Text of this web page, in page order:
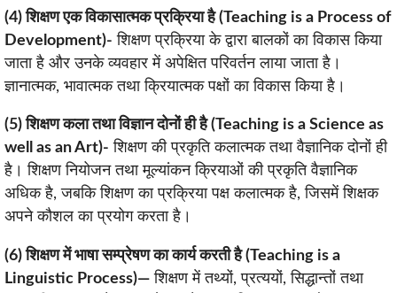
(4) शिक्षण एक विकासात्मक प्रक्रिया है (Teaching is a Process of
Development)- शिक्षण प्रक्रिया के द्वारा बालकों का विकास किया
जाता है और उनके व्यवहार में अपेक्षित परिवर्तन लाया जाता है।
ज्ञानात्मक, भावात्मक तथा क्रियात्मक पक्षों का विकास किया है।
(5) शिक्षण कला तथा विज्ञान दोनों ही है (Teaching is a Science as
well as an Art)- शिक्षण की प्रकृति कलात्मक तथा वैज्ञानिक दोनों ही
है। शिक्षण नियोजन तथा मूल्यांकन क्रियाओं की प्रकृति वैज्ञानिक
अधिक है, जबकि शिक्षण का प्रक्रिया पक्ष कलात्मक है, जिसमें शिक्षक
अपने कौशल का प्रयोग करता है।
(6) शिक्षण में भाषा सम्प्रेषण का कार्य करती है (Teaching is a
Linguistic Process)— शिक्षण में तथ्यों, प्रत्ययों, सिद्धान्तों तथा